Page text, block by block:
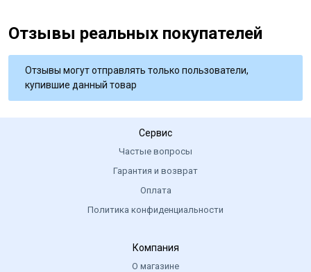
Отзывы реальных покупателей
Отзывы могут отправлять только пользователи,
купившие данный товар
Сервис
Частые вопросы
Гарантия и возврат
Оплата
Политика конфиденциальности
Компания
О магазине